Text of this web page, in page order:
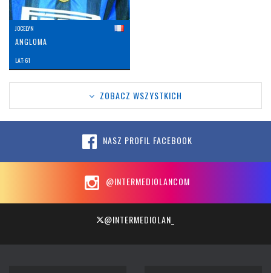
JOCELYN
ANGLOMA
LAT: 61
ZOBACZ WSZYSTKICH
NASZ PROFIL FACEBOOK
@INTERMEDIOLANCOM
@INTERMEDIOLAN_